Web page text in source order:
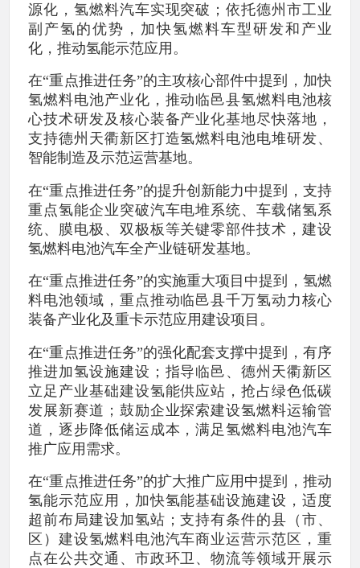
源化，氢燃料汽车实现突破；依托德州市工业
副产氢的优势，加快氢燃料车型研发和产业
化，推动氢能示范应用。
在“重点推进任务”的主攻核心部件中提到，加快
氢燃料电池产业化，推动临邑县氢燃料电池核
心技术研发及核心装备产业化基地尽快落地，
支持德州天衢新区打造氢燃料电池电堆研发、
智能制造及示范运营基地。
在“重点推进任务”的提升创新能力中提到，支持
重点氢能企业突破汽车电堆系统、车载储氢系
统、膜电极、双极板等关键零部件技术，建设
氢燃料电池汽车全产业链研发基地。
在“重点推进任务”的实施重大项目中提到，氢燃
料电池领域，重点推动临邑县千万氢动力核心
装备产业化及重卡示范应用建设项目。
在“重点推进任务”的强化配套支撑中提到，有序
推进加氢设施建设；指导临邑、德州天衢新区
立足产业基础建设氢能供应站，抢占绿色低碳
发展新赛道；鼓励企业探索建设氢燃料运输管
道，逐步降低储运成本，满足氢燃料电池汽车
推广应用需求。
在“重点推进任务”的扩大推广应用中提到，推动
氢能示范应用，加快氢能基础设施建设，适度
超前布局建设加氢站；支持有条件的县（市、
区）建设氢燃料电池汽车商业运营示范区，重
点在公共交通、市政环卫、物流等领域开展示